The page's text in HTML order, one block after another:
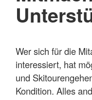
Wer sich für die
interessiert, hat
und
Kondition. Alles